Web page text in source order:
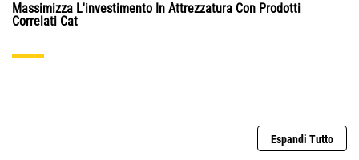
Massimizza L'investimento In Attrezzatura Con Prodotti
Correlati Cat
Espandi Tutto